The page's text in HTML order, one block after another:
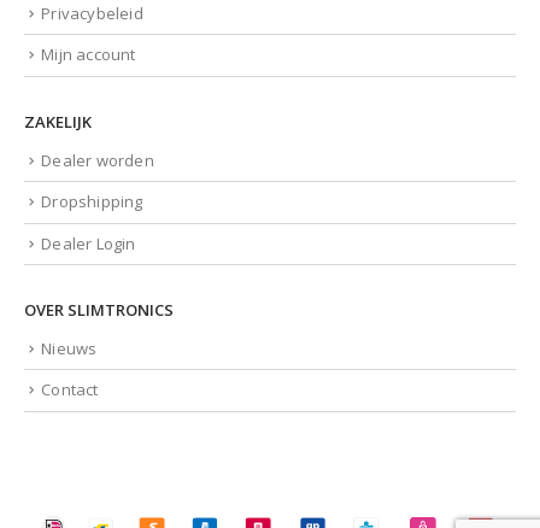
Privacybeleid
Mijn account
ZAKELIJK
Dealer worden
Dropshipping
Dealer Login
OVER SLIMTRONICS
Nieuws
Contact